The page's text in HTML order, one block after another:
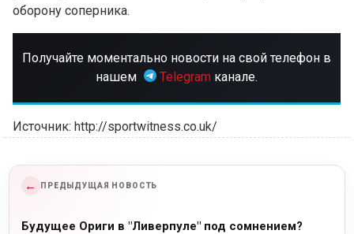
оборону соперника.
Получайте моментально новости на свой телефон в
нашем
Telegram канале.
Источник: http://sportwitness.co.uk/
← ПРЕДЫДУЩАЯ НОВОСТЬ
Будущее Ориги в "Ливерпуле" под сомнением?